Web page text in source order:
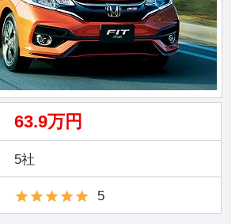
63.9万円
5社
5